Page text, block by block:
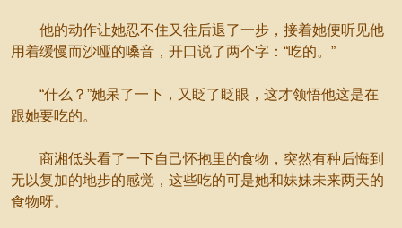
他的动作让她忍不住又往后退了一步，接着她便听见他
用着缓慢而沙哑的嗓音，开口说了两个字：“吃的。”
“什么？”她呆了一下，又眨了眨眼，这才领悟他这是在
跟她要吃的。
商湘低头看了一下自己怀抱里的食物，突然有种后悔到
无以复加的地步的感觉，这些吃的可是她和妹妹未来两天的
食物呀。